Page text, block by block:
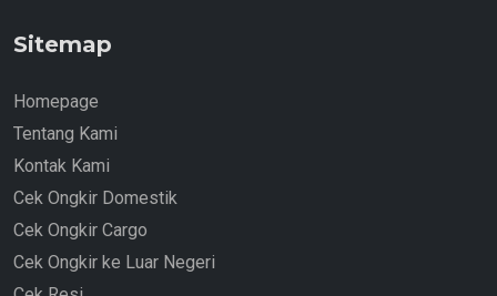
Sitemap
Homepage
Tentang Kami
Kontak Kami
Cek Ongkir Domestik
Cek Ongkir Cargo
Cek Ongkir ke Luar Negeri